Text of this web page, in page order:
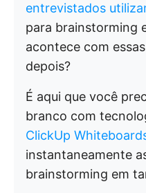
entrevistados
para brainstorming
acontece com
depois?
É aqui que você
branco com
ClickUp
instantaneamente
brainstorming em